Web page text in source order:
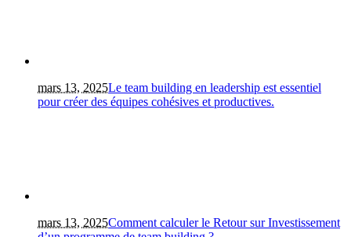
mars 13, 2025Le team building en leadership est essentiel
pour créer des équipes cohésives et productives.
mars 13, 2025Comment calculer le Retour sur Investissement